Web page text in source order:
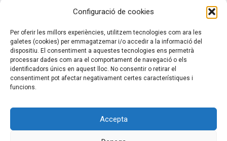
Configuració de cookies
Per oferir les millors experiències, utilitzem tecnologies com ara les
galetes (cookies) per emmagatzemar i/o accedir a la informació del
dispositiu. El consentiment a aquestes tecnologies ens permetrà
processar dades com ara el comportament de navegació o els
identificadors únics en aquest lloc. No consentir o retirar el
consentiment pot afectar negativament certes característiques i
funcions.
Accepta
Telèfon: (+34) 937 361 100
clubinternacionalitzacio@cecot.org.